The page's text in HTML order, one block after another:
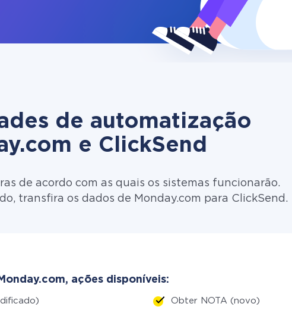
de automatização
e ClickSend
de acordo com as quais os sistemas funcionarão.
transfira os dados de Monday.com para ClickSend.
ações disponíveis:
Obter NOTA (novo)